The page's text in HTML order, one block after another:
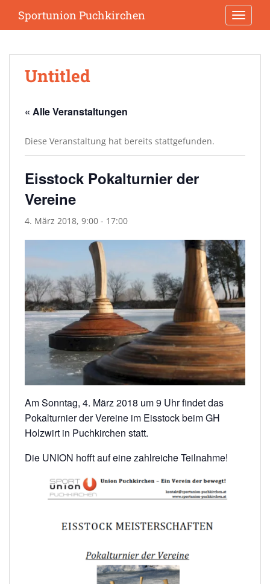
i
Sportunion Puchkirchen
Untitled
« Alle Veranstaltungen
Diese Veranstaltung hat bereits stattgefunden.
Eisstock Pokalturnier der
Vereine
4. März 2018, 9:00 - 17:00
Am Sonntag, 4. März 2018 um 9 Uhr findet das
Pokalturnier der Vereine im Eisstock beim GH
Holzwirt in Puchkirchen statt.
Die UNION hofft auf eine zahlreiche Teilnahme!